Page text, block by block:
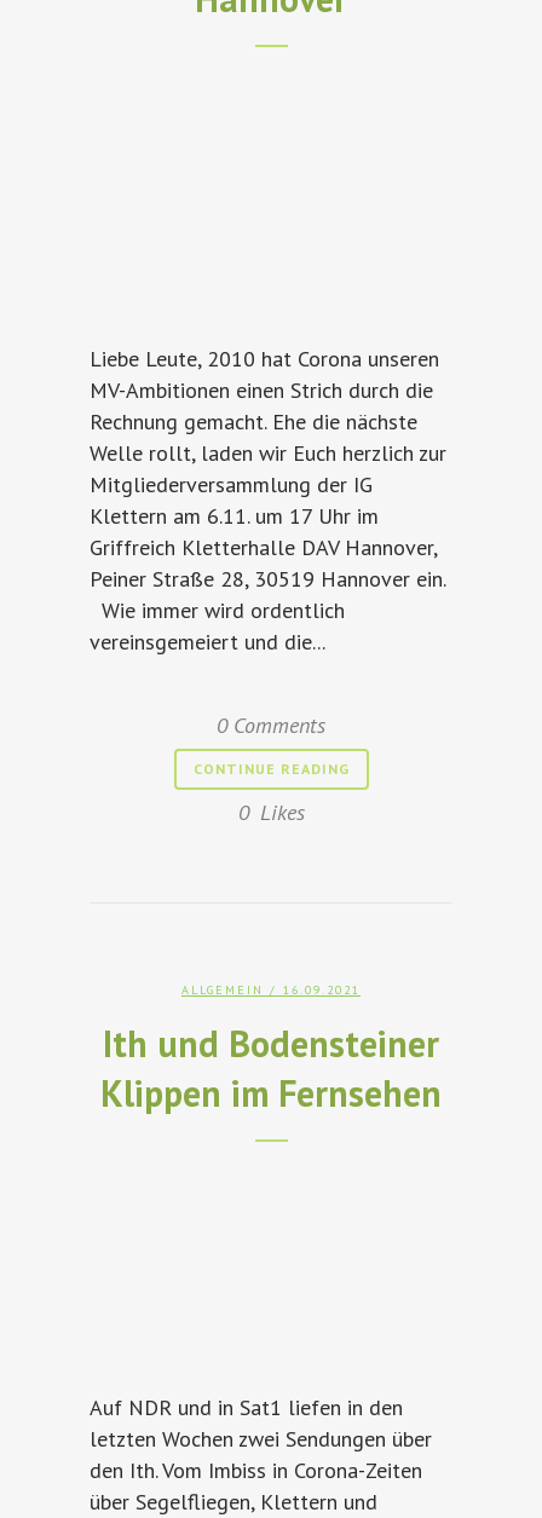
Liebe Leute, 2010 hat Corona unseren
MV-Ambitionen einen Strich durch die
Rechnung gemacht. Ehe die nächste
Welle rollt, laden wir Euch herzlich zur
Mitgliederversammlung der IG
Klettern am 6.11. um 17 Uhr im
Griffreich Kletterhalle DAV Hannover,
Peiner Straße 28, 30519 Hannover ein.
Wie immer wird ordentlich
vereinsgemeiert und die...
0 Comments
CONTINUE READING
0 Likes
ALLGEMEIN / 16.09.2021
Ith und Bodensteiner
Klippen im Fernsehen
Auf NDR und in Sat1 liefen in den
letzten Wochen zwei Sendungen über
den Ith. Vom Imbiss in Corona-Zeiten
über Segelfliegen, Klettern und